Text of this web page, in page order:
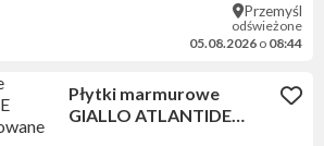
Przemyśl
odświeżone
05.08.2026 o 08:44
Płytki marmurowe
GIALLO ATLANTIDE